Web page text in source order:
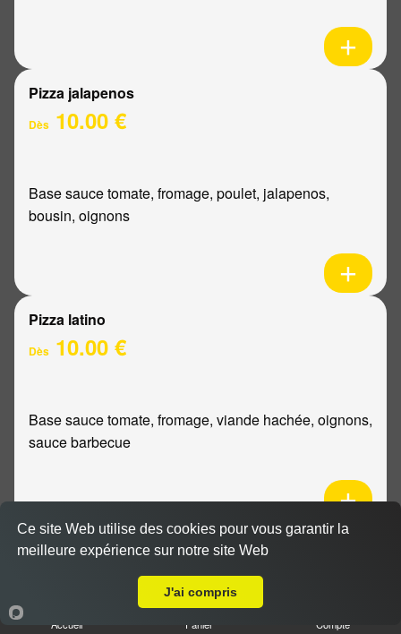
Pizza jalapenos
Dès 10.00 €
Base sauce tomate, fromage, poulet, jalapenos,
bousin, oignons
Pizza latino
Dès 10.00 €
Base sauce tomate, fromage, viande hachée, oignons,
sauce barbecue
Pizza mexicaine
Accueil Panier Compte
Ce site Web utilise des cookies pour vous garantir la
meilleure expérience sur notre site Web
J'ai compris